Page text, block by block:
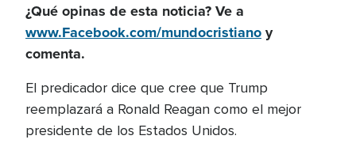
¿Qué opinas de esta noticia? Ve a
www.Facebook.com/mundocristianoy
comenta.
El predicador dice que cree que Trump
reemplazará a Ronald Reagan como el mejor
presidente de los Estados Unidos.